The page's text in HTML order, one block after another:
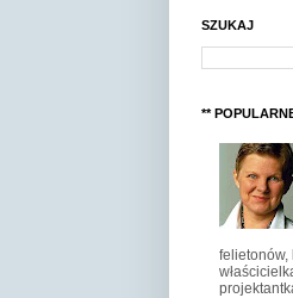
SZUKAJ
**
felietonów,